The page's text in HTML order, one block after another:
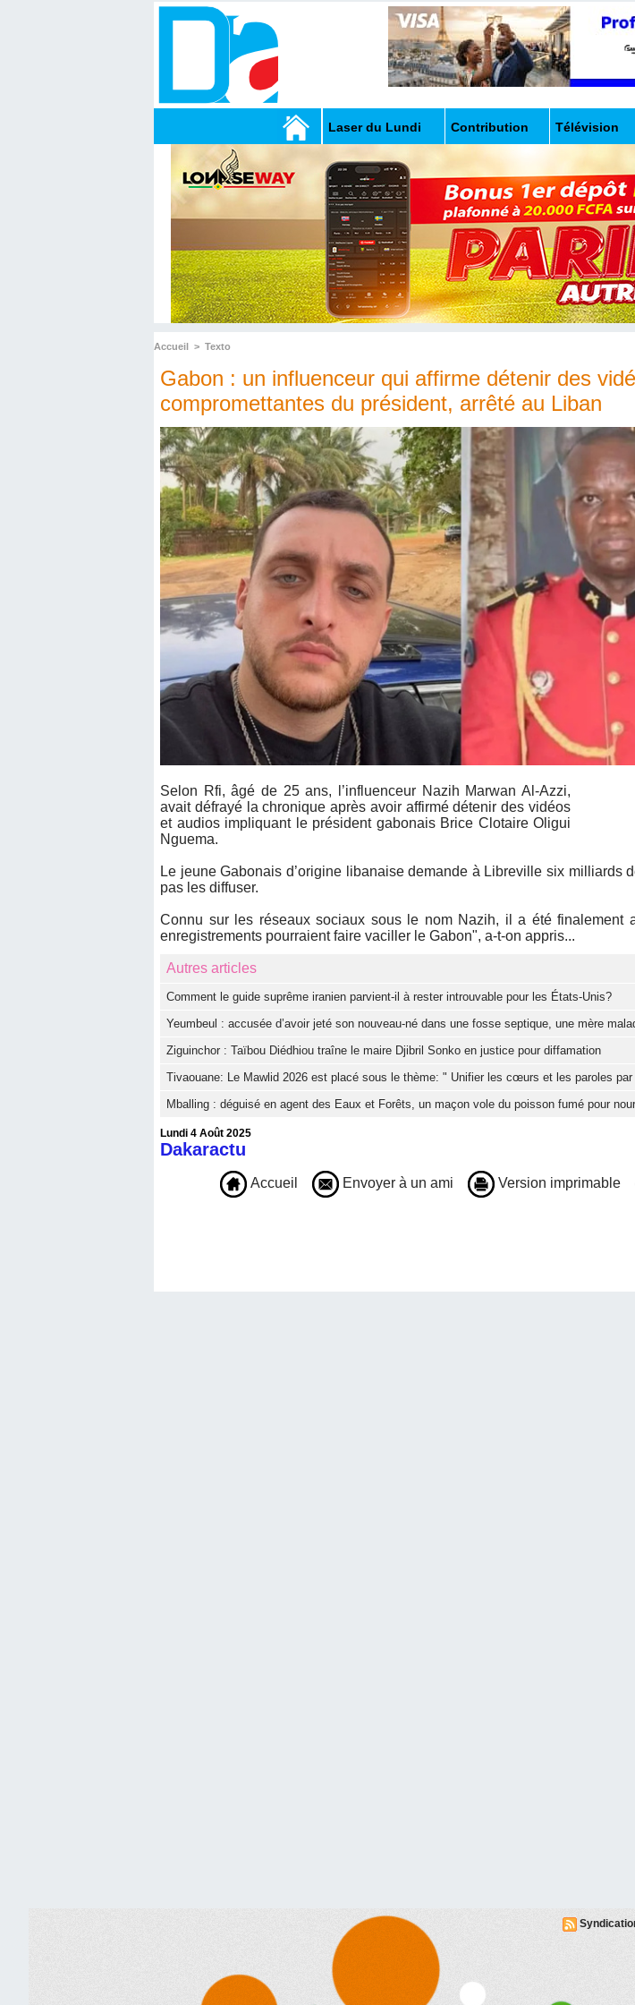
Laser du Lundi Contribution Télévision
Accueil > Texto
Gabon : un influenceur qui affirme détenir des
compromettantes du président, arrêté au Liban
Selon Rfi, âgé de 25 ans, l’influenceur Nazih Marwan Al-Azzi,
avait défrayé la chronique après avoir affirmé détenir des vidéos
et audios impliquant le président gabonais Brice Clotaire Oligui
Nguema.
Le jeune Gabonais d’origine libanaise demande à Libreville six milliards
pas les diffuser.
Connu sur les réseaux sociaux sous le nom Nazih, il a été finalement
enregistrements pourraient faire vaciller le Gabon", a-t-on appris...
Autres articles
Comment le guide suprême iranien parvient-il à rester introuvable pour les États-Unis?
Yeumbeul : accusée d’avoir jeté son nouveau-né dans une fosse septique, une mère
Ziguinchor : Taïbou Diédhiou traîne le maire Djibril Sonko en justice pour diffamation
Tivaouane: Le Mawlid 2026 est placé sous le thème: " Unifier les cœurs et les paroles par
Mballing : déguisé en agent des Eaux et Forêts, un maçon vole du poisson fumé pour
Lundi 4 Août 2025
Dakaractu
Accueil Envoyer à un ami Version imprimable